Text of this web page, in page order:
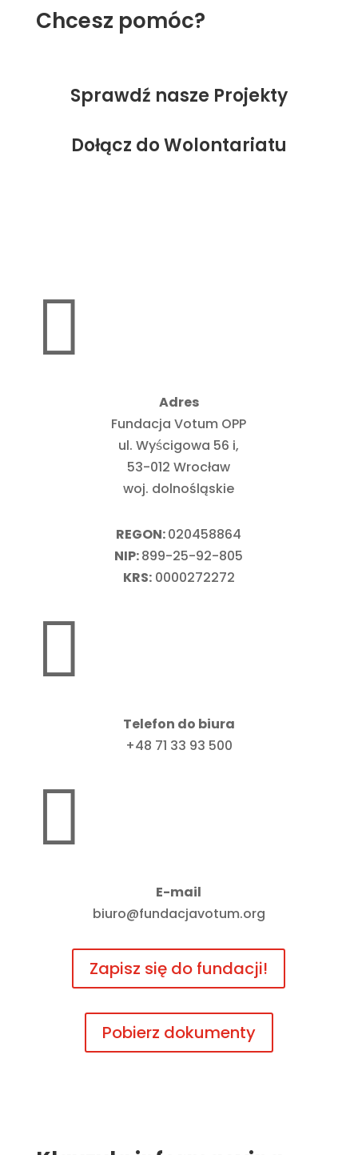
Chcesz pomóc?
Sprawdź nasze Projekty
Dołącz do Wolontariatu

Adres
Fundacja Votum OPP
ul. Wyścigowa 56 i,
53-012 Wrocław
woj. dolnośląskie
REGON:020458864
NIP:899-25-92-805
KRS:0000272272

Telefon do biura
+48 71 33 93 500

E-mail
biuro@fundacjavotum.org
Zapisz się do fundacji!
Pobierz dokumenty